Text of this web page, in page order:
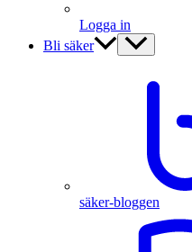
Logga in
Bli säker
säker-bloggen